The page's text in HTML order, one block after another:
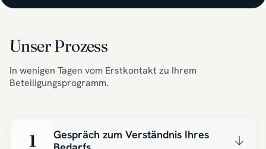
Unser Prozess
In wenigen Tagen vom Erstkontakt zu Ihrem
Beteiligungsprogramm.
1
Gespräch zum Verständnis Ihres